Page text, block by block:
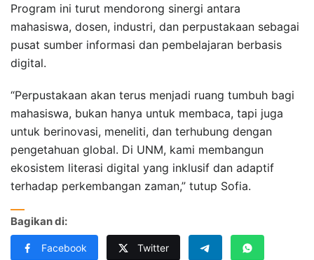
Program ini turut mendorong sinergi antara
mahasiswa, dosen, industri, dan perpustakaan sebagai
pusat sumber informasi dan pembelajaran berbasis
digital.
“Perpustakaan akan terus menjadi ruang tumbuh bagi
mahasiswa, bukan hanya untuk membaca, tapi juga
untuk berinovasi, meneliti, dan terhubung dengan
pengetahuan global. Di UNM, kami membangun
ekosistem literasi digital yang inklusif dan adaptif
terhadap perkembangan zaman,” tutup Sofia.
Bagikan di:
Facebook Twitter